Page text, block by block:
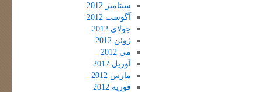
سپتامبر 2012
آگوست 2012
جولای 2012
ژوئن 2012
می 2012
آوریل 2012
مارس 2012
فوریه 2012